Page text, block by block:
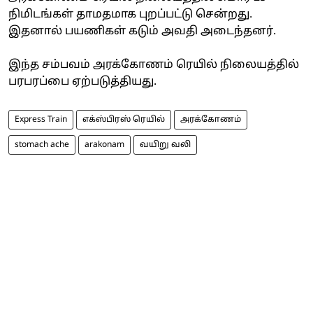
நிமிடங்கள் தாமதமாக புறப்பட்டு சென்றது.
இதனால் பயணிகள் கடும் அவதி அடைந்தனர்.
இந்த சம்பவம் அரக்கோணம் ரெயில் நிலையத்தில்
பரபரப்பை ஏற்படுத்தியது.
Express Train எக்ஸ்பிரஸ் ரெயில் அரக்கோணம்
stomach ache arakonam வயிறு வலி